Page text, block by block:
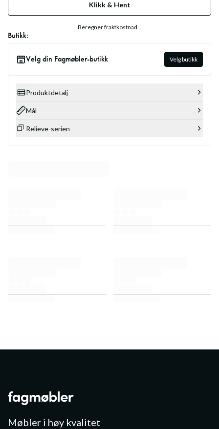
Klikk & Hent
Beregner fraktkostnad...
Butikk:
Velg din Fagmøbler-butikk Velg butikk
Produktdetalj
Mål
Relieve-serien
Møbler i høy kvalitet